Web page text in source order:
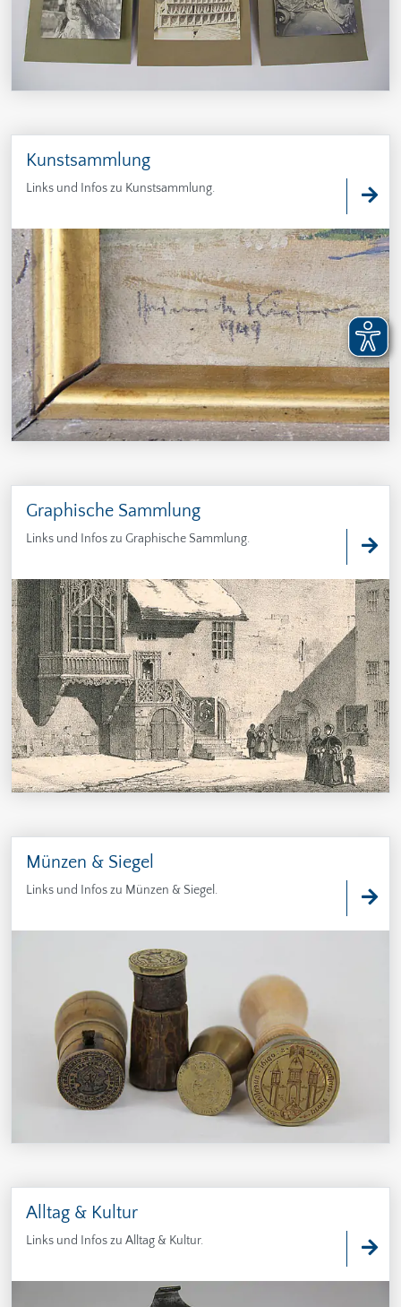
Kunstsammlung
Links und Infos zu Kunstsammlung.
Graphische Sammlung
Links und Infos zu Graphische Sammlung.
Münzen & Siegel
Links und Infos zu Münzen & Siegel.
Alltag & Kultur
Links und Infos zu Alltag & Kultur.